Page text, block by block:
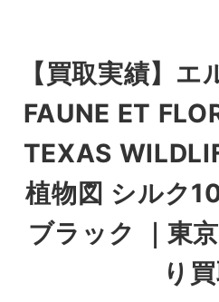
【買取実績】
FAUNE ET
TEXAS
植物図 シルク
ブラック ｜東
り